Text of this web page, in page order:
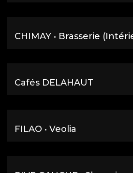
CHIMAY • Brasserie
Cafés DELAHAUT
FILAO • Veolia